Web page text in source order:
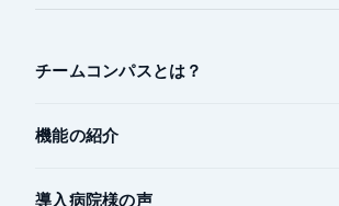
チームコンパスとは？
機能の紹介
導入病院様の声